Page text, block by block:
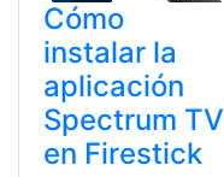
Cómo
instalar la
aplicación
Spectrum TV
en Firestick